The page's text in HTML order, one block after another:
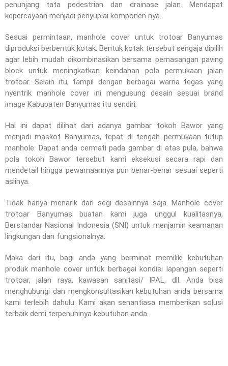
penunjang tata pedestrian dan drainase jalan. Mendapat
kepercayaan menjadi penyuplai komponen nya.
Sesuai permintaan, manhole cover untuk trotoar Banyumas
diproduksi berbentuk kotak. Bentuk kotak tersebut sengaja dipilih
agar lebih mudah dikombinasikan bersama pemasangan paving
block untuk meningkatkan keindahan pola permukaan jalan
trotoar. Selain itu, tampil dengan berbagai warna tegas yang
nyentrik manhole cover ini mengusung desain sesuai brand
image Kabupaten Banyumas itu sendiri.
Hal ini dapat dilihat dari adanya gambar tokoh Bawor yang
menjadi maskot Banyumas, tepat di tengah permukaan tutup
manhole. Dapat anda cermati pada gambar di atas pula, bahwa
pola tokoh Bawor tersebut kami eksekusi secara rapi dan
mendetail hingga pewarnaannya pun benar-benar sesuai seperti
aslinya.
Tidak hanya menarik dari segi desainnya saja. Manhole cover
trotoar Banyumas buatan kami juga unggul kualitasnya,
Berstandar Nasional Indonesia (SNI) untuk menjamin keamanan
lingkungan dan fungsionalnya.
Maka dari itu, bagi anda yang berminat memiliki kebutuhan
produk manhole cover untuk berbagai kondisi lapangan seperti
trotoar, jalan raya, kawasan sanitasi/ IPAL, dll. Anda bisa
menghubungi dan mengkonsultasikan kebutuhan anda bersama
kami terlebih dahulu. Kami akan senantiasa memberikan solusi
terbaik demi terpenuhinya kebutuhan anda.